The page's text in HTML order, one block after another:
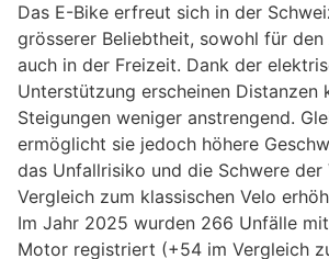
Das E-Bike erfreut sich in der
grösserer Beliebtheit, sowohl für
auch in der Freizeit. Dank der
Unterstützung erscheinen Distanzen
Steigungen weniger anstrengend.
ermöglicht sie jedoch höhere
das Unfallrisiko und die Schwere der
Vergleich zum klassischen Velo
Im Jahr 2025 wurden 266 Unfälle
Motor registriert (+54 im Vergleich